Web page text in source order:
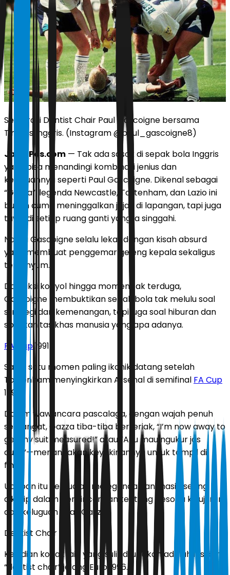
Selebrasi Dentist Chair Paul Gascoigne bersama
Timnas Inggris. (Instagram @paul_gascoigne8)
JawaPos.com — Tak ada sosok di sepak bola Inggris
yang bisa menandingi kombinasi jenius dan
kelucuannya seperti Paul Gascoigne. Dikenal sebagai
“Gazza”, legenda Newcastle, Tottenham, dan Lazio ini
bukan cuma meninggalkan jejak di lapangan, tapi juga
tawa di setiap ruang ganti yang ia singgahi.
Nama Gascoigne selalu lekat dengan kisah absurd
yang membuat penggemar geleng kepala sekaligus
tersenyum.
Dari aksi konyol hingga momen tak terduga,
Gascoigne membuktikan sepak bola tak melulu soal
strategi dan kemenangan, tapi juga soal hiburan dan
spontanitas khas manusia yang apa adanya.
FA Cup1991
Salah satu momen paling ikonik datang setelah
Tottenham menyingkirkan Arsenal di semifinal FA Cup
1991.
Dalam wawancara pascalaga, dengan wajah penuh
semangat, Gazza tiba-tiba berteriak, “I’m now away to
get my suit measured!” atau “Aku mau ngukur jas
dulu!”—menandakan keyakinannya untuk tampil di
final.
Ucapan itu kemudian melegenda dan masih sering
dikutip dalam perbincangan tentang pesona kejujuran
dan keluguan khas Gazza.
Dentist Chair
Kejadian kocak lain yang sulit dilupakan adalah insiden
“dentist chair” jelang Euro 1996.